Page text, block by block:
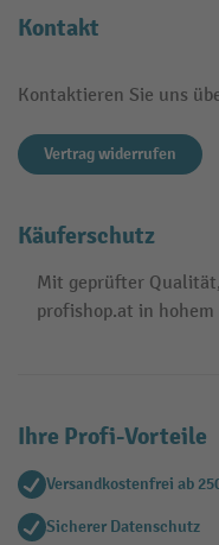
Kontakt
Kontaktieren Sie uns
Vertrag widerrufen
Käuferschutz
Mit geprüfter
profishop.at in
Ihre Profi-Vorteile
Versandkostenfrei ab
Sicherer Datenschutz